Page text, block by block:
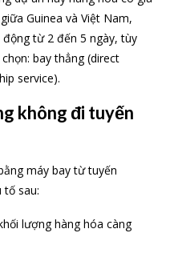
Guinea và Việt Nam,
từ 2 đến 5 ngày, tùy
bay thẳng (direct
service).
không đi tuyến
máy bay từ tuyến
tố sau:
lượng hàng hóa càng